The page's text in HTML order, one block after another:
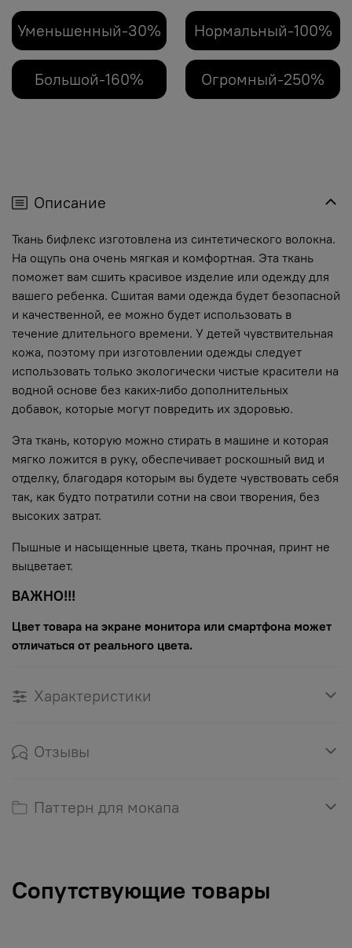
Уменьшенный-30% Нормальный-100%
Большой-160% Огромный-250%
Описание
Ткань бифлекс изготовлена из синтетического волокна.
На ощупь она очень мягкая и комфортная. Эта ткань
поможет вам сшить красивое изделие или одежду для
вашего ребенка. Сшитая вами одежда будет безопасной
и качественной, ее можно будет использовать в
течение длительного времени. У детей чувствительная
кожа, поэтому при изготовлении одежды следует
использовать только экологически чистые красители на
водной основе без каких-либо дополнительных
добавок, которые могут повредить их здоровью.
Эта ткань, которую можно стирать в машине и которая
мягко ложится в руку, обеспечивает роскошный вид и
отделку, благодаря которым вы будете чувствовать себя
так, как будто потратили сотни на свои творения, без
высоких затрат.
Пышные и насыщенные цвета, ткань прочная, принт не
выцветает.
ВАЖНО!!!
Цвет товара на экране монитора или смартфона может
отличаться от реального цвета.
Характеристики
Отзывы
Паттерн для мокапа
Сопутствующие товары